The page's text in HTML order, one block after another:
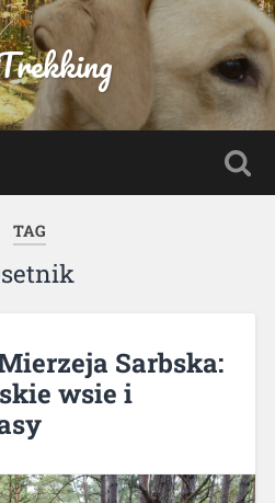
TAG
Sarbska:
wsie i